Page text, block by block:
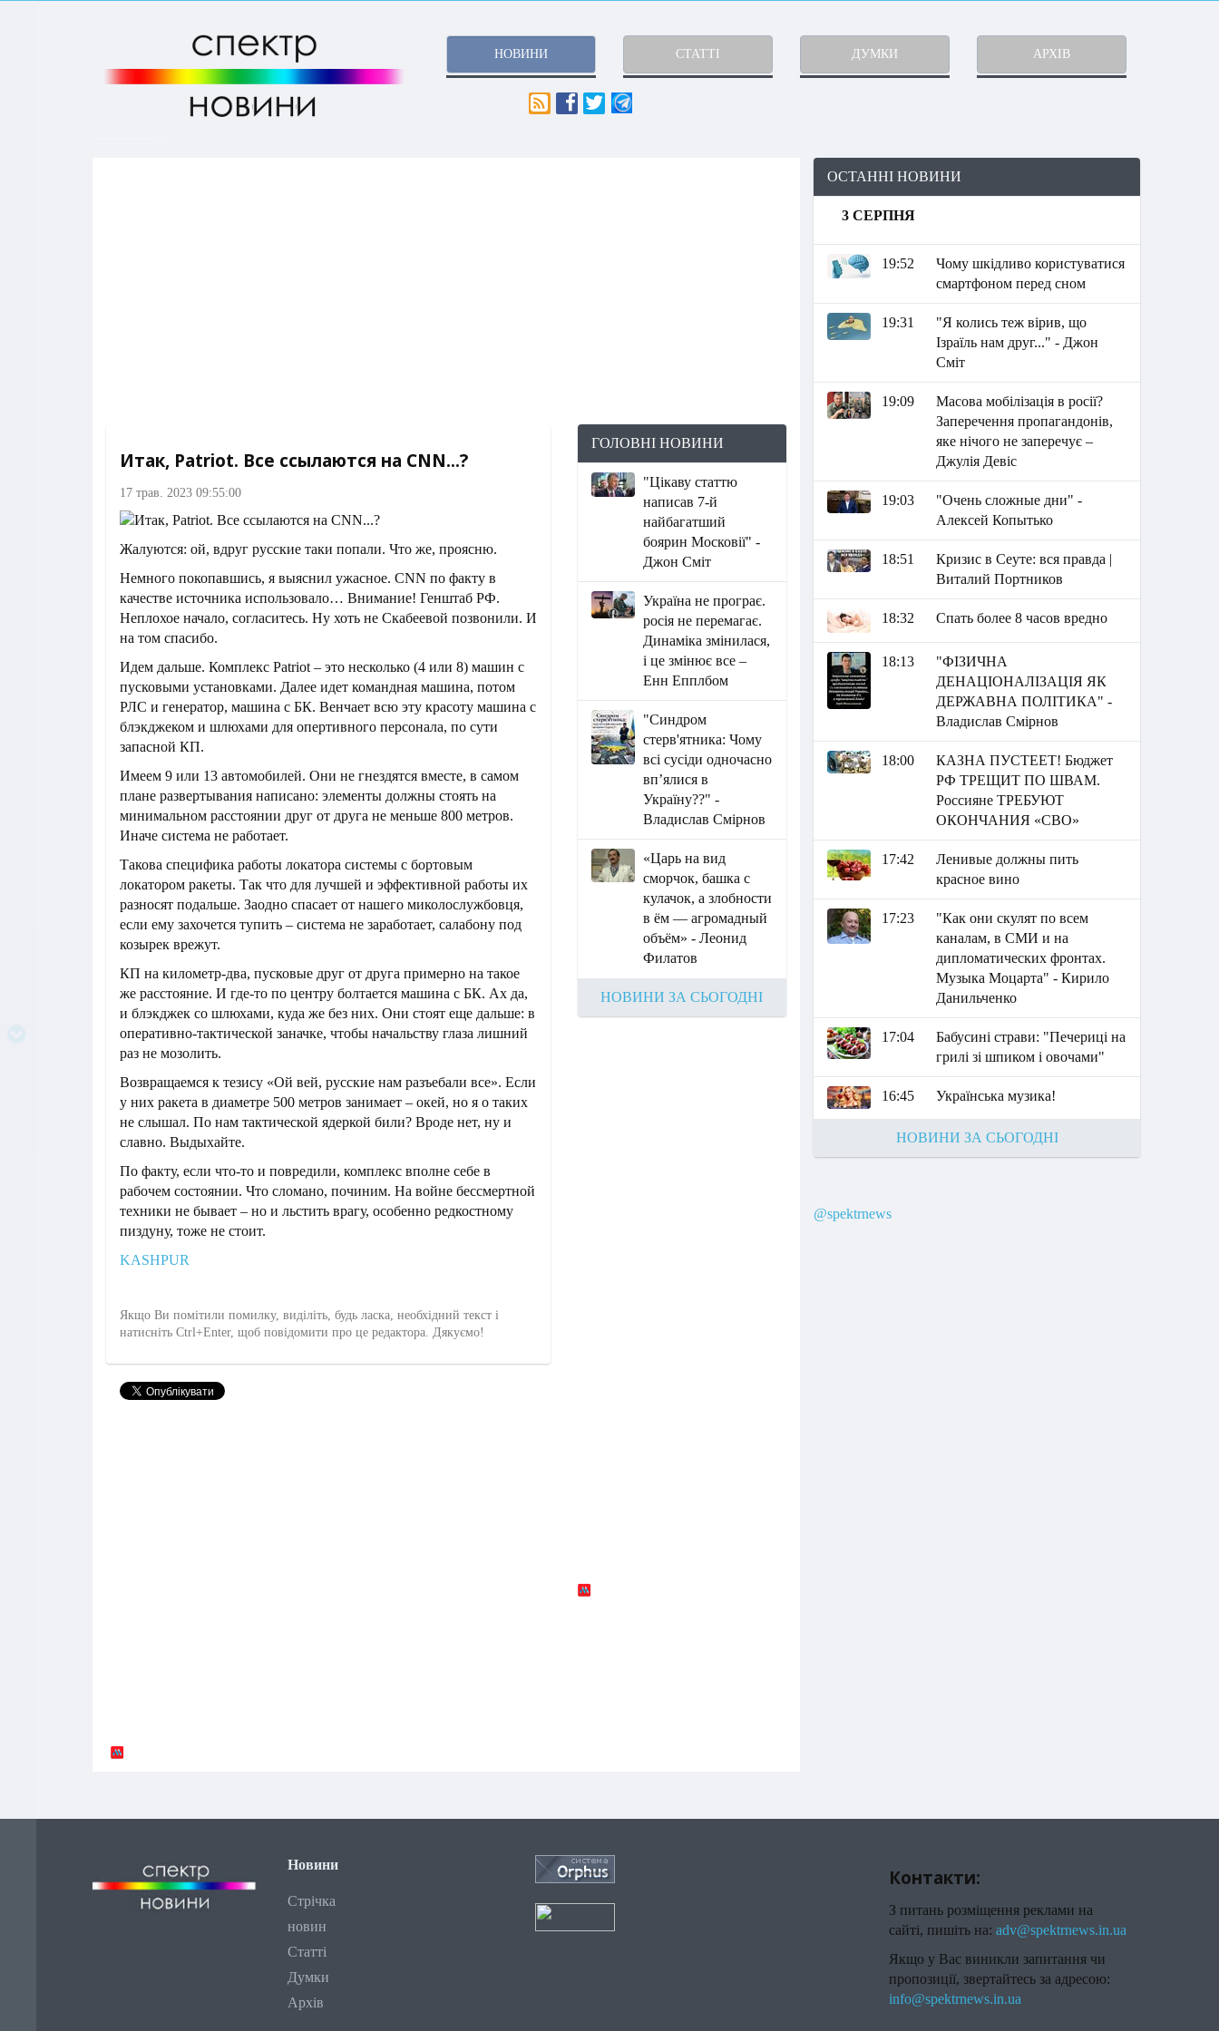
НОВИНИ СТАТТІ ДУМКИ АРХІВ
Итак, Patriot. Все ссылаются на CNN...?
17 трав. 2023 09:55:00
Жалуются: ой, вдруг русские таки попали. Что же, проясню.
Немного покопавшись, я выяснил ужасное. CNN по факту в
качестве источника использовало… Внимание! Генштаб РФ.
Неплохое начало, согласитесь. Ну хоть не Скабеевой позвонили. И
на том спасибо.
Идем дальше. Комплекс Patriot – это несколько (4 или 8) машин с
пусковыми установками. Далее идет командная машина, потом
РЛС и генератор, машина с БК. Венчает всю эту красоту машина с
блэкджеком и шлюхами для опертивного персонала, по сути
запасной КП.
Имеем 9 или 13 автомобилей. Они не гнездятся вместе, в самом
плане развертывания написано: элементы должны стоять на
минимальном расстоянии друг от друга не меньше 800 метров.
Иначе система не работает.
Такова специфика работы локатора системы с бортовым
локатором ракеты. Так что для лучшей и эффективной работы их
разносят подальше. Заодно спасает от нашего миколослужбовця,
если ему захочется тупить – система не заработает, салабону под
козырек врежут.
КП на километр-два, пусковые друг от друга примерно на такое
же расстояние. И где-то по центру болтается машина с БК. Ах да,
и блэкджек со шлюхами, куда же без них. Они стоят еще дальше: в
оперативно-тактической заначке, чтобы начальству глаза лишний
раз не мозолить.
Возвращаемся к тезису «Ой вей, русские нам разъебали все». Если
у них ракета в диаметре 500 метров занимает – окей, но я о таких
не слышал. По нам тактической ядеркой били? Вроде нет, ну и
славно. Выдыхайте.
По факту, если что-то и повредили, комплекс вполне себе в
рабочем состоянии. Что сломано, починим. На войне бессмертной
техники не бывает – но и льстить врагу, особенно редкостному
пиздуну, тоже не стоит.
KASHPUR
Якщо Ви помітили помилку, виділіть, будь ласка, необхідний текст і
натисніть Ctrl+Enter, щоб повідомити про це редактора. Дякуємо!
ГОЛОВНІ НОВИНИ
"Цікаву статтю
написав 7-й
найбагатший
боярин Московії" -
Джон Сміт
Україна не програє.
росія не перемагає.
Динаміка змінилася,
і це змінює все –
Енн Епплбом
"Синдром
стерв'ятника: Чому
всі сусіди одночасно
вп’ялися в
Україну??" -
Владислав Смірнов
«Царь на вид
сморчок, башка с
кулачок, а злобности
в ём — агромадный
объём» - Леонид
Филатов
НОВИНИ ЗА СЬОГОДНІ
ОСТАННІ НОВИНИ
3 СЕРПНЯ
19:52
Чому шкідливо користуватися
смартфоном перед сном
19:31
"Я колись теж вірив, що
Ізраїль нам друг..." - Джон
Сміт
19:09
Масова мобілізація в росії?
Заперечення пропагандонів,
яке нічого не заперечує –
Джулія Девіс
19:03
"Очень сложные дни" -
Алексей Копытько
18:51
Кризис в Сеуте: вся правда |
Виталий Портников
18:32 Спать более 8 часов вредно
18:13
"ФІЗИЧНА
ДЕНАЦІОНАЛІЗАЦІЯ ЯК
ДЕРЖАВНА ПОЛІТИКА" -
Владислав Смірнов
18:00
КАЗНА ПУСТЕЕТ! Бюджет
РФ ТРЕЩИТ ПО ШВАМ.
Россияне ТРЕБУЮТ
ОКОНЧАНИЯ «СВО»
17:42
Ленивые должны пить
красное вино
17:23
"Как они скулят по всем
каналам, в СМИ и на
дипломатических фронтах.
Музыка Моцарта" - Кирило
Данильченко
17:04
Бабусині страви: "Печериці на
грилі зі шпиком і овочами"
16:45 Українська музика!
НОВИНИ ЗА СЬОГОДНІ
@spektrnews
Новини
Стрічка
новин
Статті
Думки
Архів
Контакти:
З питань розміщення реклами на
сайті, пишіть на: adv@spektrnews.in.ua
Якщо у Вас виникли запитання чи
пропозиції, звертайтесь за адресою:
info@spektrnews.in.ua